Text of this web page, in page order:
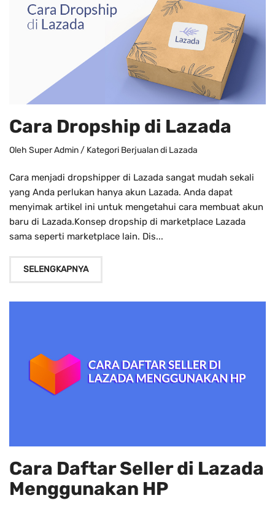
Cara Dropship di Lazada
Oleh Super Admin / Kategori Berjualan di Lazada
Cara menjadi dropshipper di Lazada sangat mudah sekali
yang Anda perlukan hanya akun Lazada. Anda dapat
menyimak artikel ini untuk mengetahui cara membuat akun
baru di Lazada.Konsep dropship di marketplace Lazada
sama seperti marketplace lain. Dis...
SELENGKAPNYA
Cara Daftar Seller di Lazada
Menggunakan HP